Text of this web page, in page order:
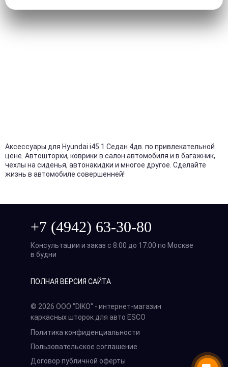
Аксессуары для Hyundai i45 1 Седан 4дв. по привлекательной
цене. Автошторки, коврики в салон автомобиля и в багажник,
чехлы на сиденья, автонакидки и многое другое. Сделайте
жизнь в автомобиле совершенней!
+7 (4942) 63-30-80
Консультации и заказ с 8:00 до 17:00 по Москве
в будни
ПОЛНАЯ ВЕРСИЯ САЙТА
© 2026 ООО "DIKO" - интернет-магазин
каркасных шторок для авто ESCO
Политика конфиденциальности
Пользовательское соглашение
Договор публичной оферты